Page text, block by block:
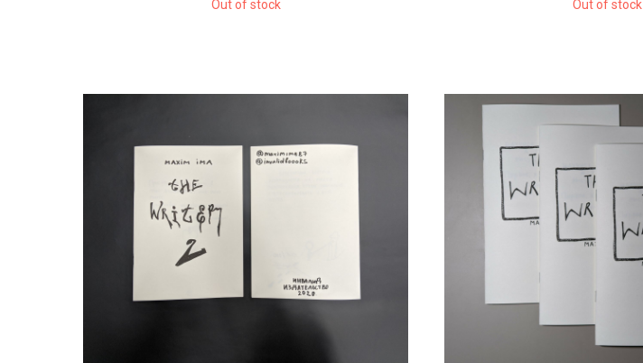
Out of stock Out of stock